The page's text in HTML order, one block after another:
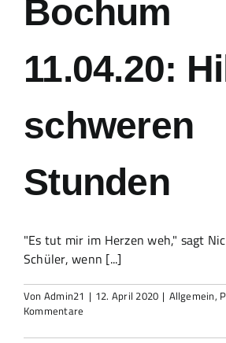
Bochum
11.04.20:
schweren
Stunden
"Es tut mir im Herzen weh," sagt
Schüler, wenn [...]
Von Admin21 | 12. April 2020 | Allgemein,
Kommentare